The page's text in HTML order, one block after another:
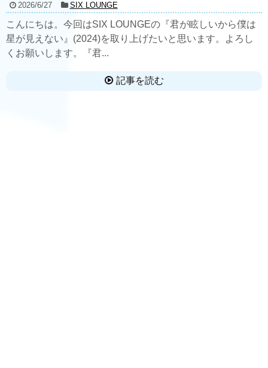
2026/6/27 SIX LOUNGE
こんにちは。今回はSIX LOUNGEの『君が眩しいから僕は
星が見えない』(2024)を取り上げたいと思います。よろし
くお願いします。『君...
記事を読む